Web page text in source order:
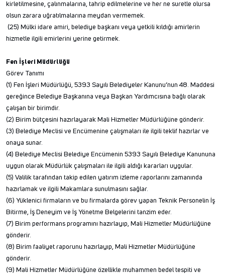
kirletilmesine, çalınmalarına, tahrip edilmelerine ve her ne suretle olursa
olsun zarara uğratılmalarına meydan vermemek.
(25) Mülki idare amiri, belediye başkanı veya yetkili kıldığı amirlerin
hizmetle ilgili emirlerini yerine getirmek.
Fen İşleri Müdürlüğü
Görev Tanımı
(1) Fen İşleri Müdürlüğü, 5393 Sayılı Belediyeler Kanunu’nun 48. Maddesi
gereğince Belediye Başkanına veya Başkan Yardımcısına bağlı olarak
çalışan bir birimdir.
(2) Birim bütçesini hazırlayarak Mali Hizmetler Müdürlüğüne gönderir.
(3) Belediye Meclisi ve Encümenine çalışmaları ile ilgili teklif hazırlar ve
onaya sunar.
(4) Belediye Meclisi Belediye Encümenin 5393 Sayılı Belediye Kanununa
uygun olarak Müdürlük çalışmaları ile ilgili aldığı kararları uygular.
(5) Valilik tarafından takip edilen yatırım izleme raporlarını zamanında
hazırlamak ve ilgili Makamlara sunulmasını sağlar.
(6) Yüklenici firmaların ve bu firmalarda görev yapan Teknik Personelin İş
Bitirme, İş Deneyim ve İş Yönetme Belgelerini tanzim eder.
(7) Birim performans programını hazırlayıp, Mali Hizmetler Müdürlüğüne
gönderir.
(8) Birim faaliyet raporunu hazırlayıp, Mali Hizmetler Müdürlüğüne
gönderir.
(9) Mali Hizmetler Müdürlüğüne özellikle muhammen bedel tespiti ve